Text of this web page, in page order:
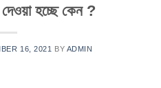
দেওয়া হচ্ছে কেন ?
16, 2021 BY ADMIN